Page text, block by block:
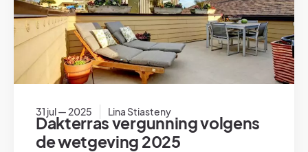
31 jul — 2025 Lina Stiasteny
Dakterras vergunning volgens
de wetgeving 2025